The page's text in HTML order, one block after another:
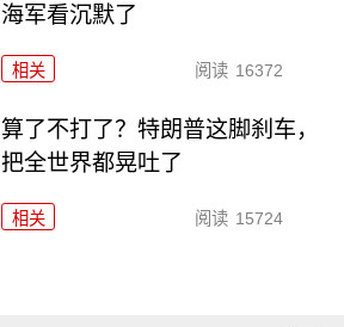
海军看沉默了
相关 阅读 16372
算了不打了？特朗普这脚刹车，
把全世界都晃吐了
相关 阅读 15724